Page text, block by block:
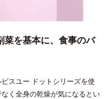
菜を基本に、食事のバ
スユー ドットシリーズを使
く全身の乾燥が気になるとい